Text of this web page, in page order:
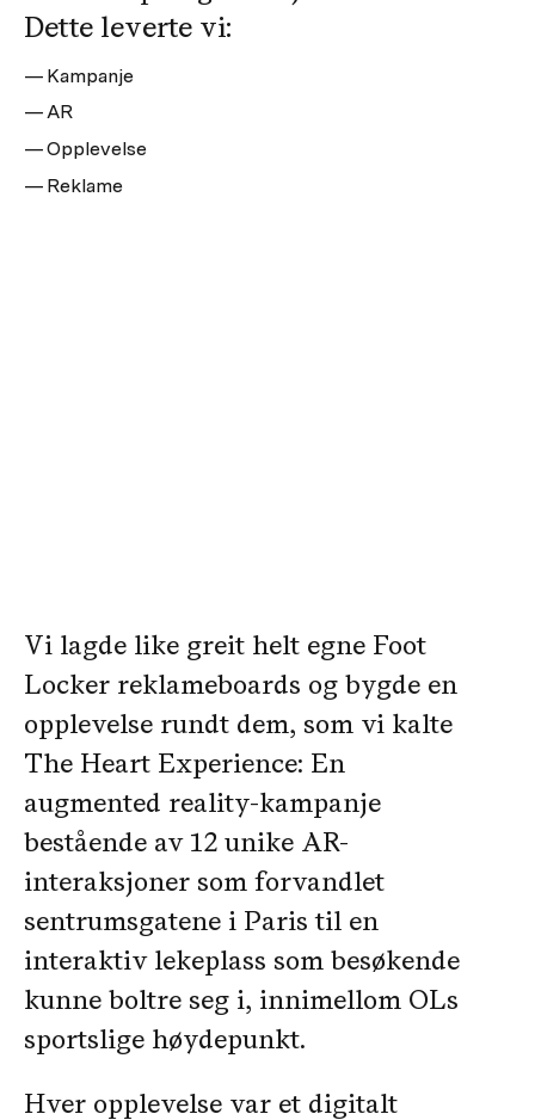
Dette leverte vi:
Kampanje
AR
Opplevelse
Reklame
Vi lagde like greit helt egne Foot
Locker reklameboards og bygde en
opplevelse rundt dem, som vi kalte
The Heart Experience: En
augmented reality-kampanje
bestående av 12 unike AR-
interaksjoner som forvandlet
sentrumsgatene i Paris til en
interaktiv lekeplass som besøkende
kunne boltre seg i, innimellom OLs
sportslige høydepunkt.
Hver opplevelse var et digitalt